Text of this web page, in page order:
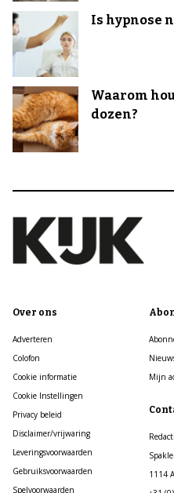
Is hypnose
Waarom
dozen?
Over ons
Adverteren
Colofon
Cookie informatie
Cookie Instellingen
Privacy beleid
Disclaimer/vrijwaring
Leveringsvoorwaarden
Gebruiksvoorwaarden
Spelvoorwaarden
Mijn
1114